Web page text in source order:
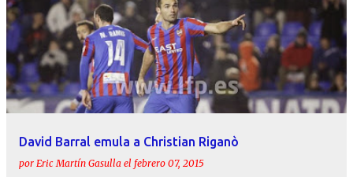
David Barral emula a Christian Riganò
por Eric Martín Gasulla el febrero 07, 2015